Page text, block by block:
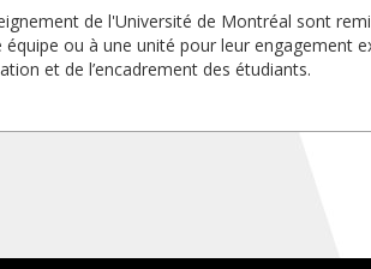
de l'Université de Montréal sont
ou à une unité pour leur engagement
et de l’encadrement des étudiants.